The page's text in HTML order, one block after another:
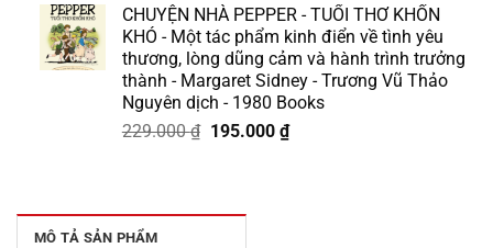
là:
175.000 ₫.
tại
là:
158.000 ₫.
CHUYỆN NHÀ PEPPER - TUỔI THƠ KHỐN
KHÓ - Một tác phẩm kinh điển về tình yêu
thương, lòng dũng cảm và hành trình trưởng
thành - Margaret Sidney - Trương Vũ Thảo
Nguyên dịch - 1980 Books
229.000₫ Giá
195.000 ₫Giá
MÔ TẢ SẢN PHẨM